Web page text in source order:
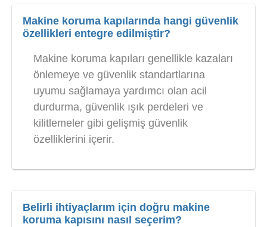
Makine koruma kapılarında hangi güvenlik
özellikleri entegre edilmiştir?
Makine koruma kapıları genellikle kazaları
önlemeye ve güvenlik standartlarına
uyumu sağlamaya yardımcı olan acil
durdurma, güvenlik ışık perdeleri ve
kilitlemeler gibi gelişmiş güvenlik
özelliklerini içerir.
Belirli ihtiyaçlarım için doğru makine
koruma kapısını nasıl seçerim?